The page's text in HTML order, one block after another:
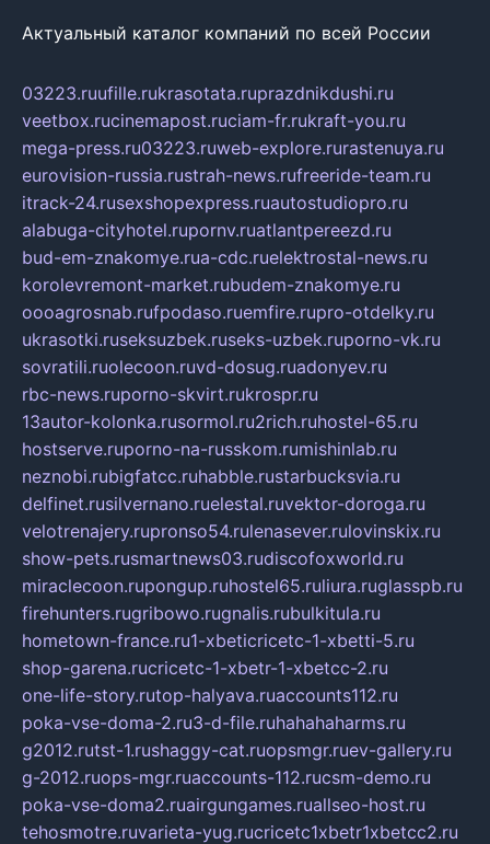
Актуальный каталог компаний по всей России
03223.ruufille.rukrasotata.ruprazdnikdushi.ru
veetbox.rucinemapost.ruciam-fr.rukraft-you.ru
mega-press.ru03223.ruweb-explore.rurastenuya.ru
eurovision-russia.rustrah-news.rufreeride-team.ru
itrack-24.rusexshopexpress.ruautostudiopro.ru
alabuga-cityhotel.rupornv.ruatlantpereezd.ru
bud-em-znakomye.rua-cdc.ruelektrostal-news.ru
korolevremont-market.rubudem-znakomye.ru
oooagrosnab.rufpodaso.ruemfire.rupro-otdelky.ru
ukrasotki.ruseksuzbek.ruseks-uzbek.ruporno-vk.ru
sovratili.ruolecoon.ruvd-dosug.ruadonyev.ru
rbc-news.ruporno-skvirt.rukrospr.ru
13autor-kolonka.rusormol.ru2rich.ruhostel-65.ru
hostserve.ruporno-na-russkom.rumishinlab.ru
neznobi.rubigfatcc.ruhabble.rustarbucksvia.ru
delfinet.rusilvernano.ruelestal.ruvektor-doroga.ru
velotrenajery.rupronso54.rulenasever.rulovinskix.ru
show-pets.rusmartnews03.rudiscofoxworld.ru
miraclecoon.rupongup.ruhostel65.ruliura.ruglasspb.ru
firehunters.rugribowo.rugnalis.rubulkitula.ru
hometown-france.ru1-xbeticricetc-1-xbetti-5.ru
shop-garena.rucricetc-1-xbetr-1-xbetcc-2.ru
one-life-story.rutop-halyava.ruaccounts112.ru
poka-vse-doma-2.ru3-d-file.ruhahahaharms.ru
g2012.rutst-1.rushaggy-cat.ruopsmgr.ruev-gallery.ru
g-2012.ruops-mgr.ruaccounts-112.rucsm-demo.ru
poka-vse-doma2.ruairgungames.ruallseo-host.ru
tehosmotre.ruvarieta-yug.rucricetc1xbetr1xbetcc2.ru